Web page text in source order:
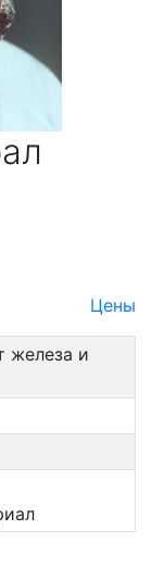
Цены
железа и